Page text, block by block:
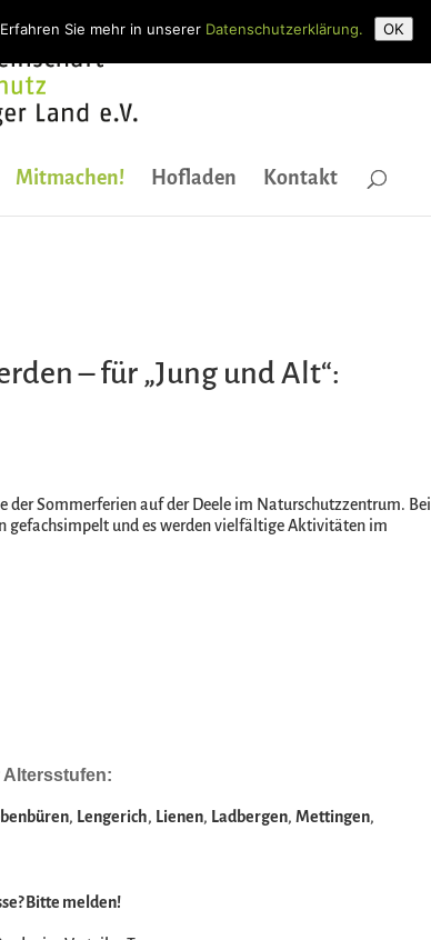
Mitmachen! Hofladen Kontakt
– für „Jung und Alt“:
Sommerferien auf der Deele im Naturschutzzentrum. Bei
gefachsimpelt und es werden vielfältige Aktivitäten im
Altersstufen:
, Lengerich, Lienen, Ladbergen, Mettingen,
Bitte melden!
Sie mehr in unserer Datenschutzerklärung. OK